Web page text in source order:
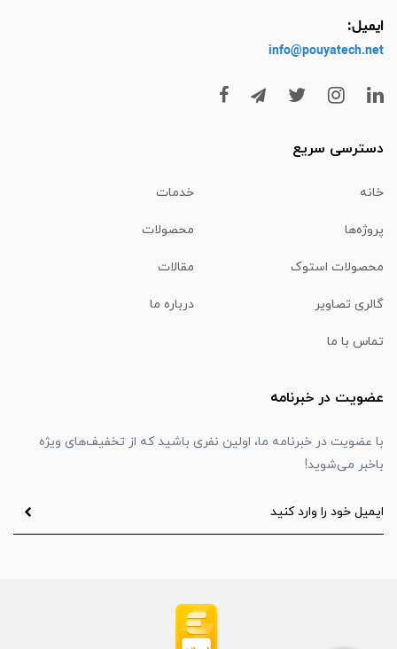
ایمیل:
info@pouyatech.net
دسترسی سریع
خانه خدمات
پروژه‌ها محصولات
محصولات استوک مقالات
گالری تصاویر درباره ما
تماس با ما
عضویت در خبرنامه
با عضویت در خبرنامه ما، اولین نفری باشید که از تخفیف‌های ویژه
باخبر می‌شوید!